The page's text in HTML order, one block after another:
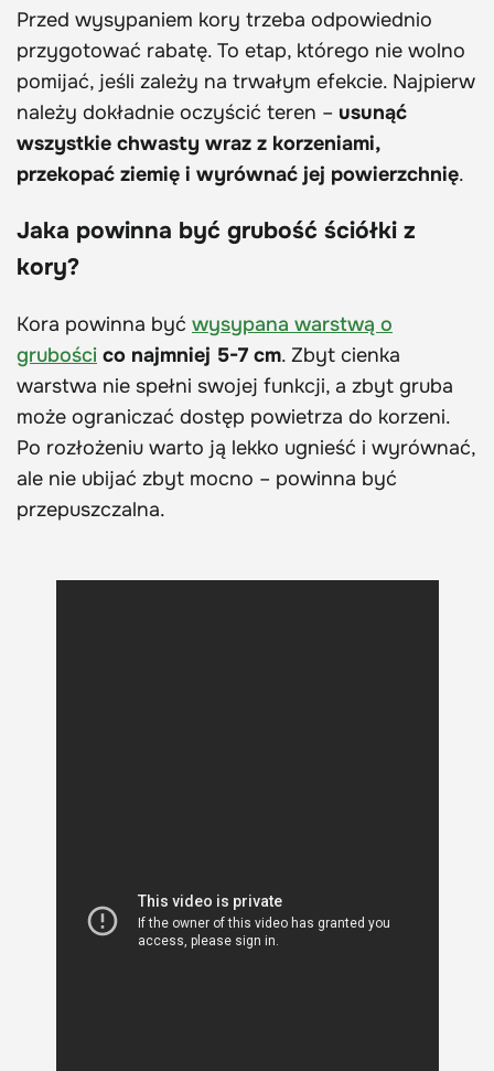
Przed wysypaniem kory trzeba odpowiednio
przygotować rabatę. To etap, którego nie wolno
pomijać, jeśli zależy na trwałym efekcie. Najpierw
należy dokładnie oczyścić teren – usunąć
wszystkie chwasty wraz z korzeniami,
przekopać ziemię i wyrównać jej powierzchnię.
Jaka powinna być grubość ściółki z
kory?
Kora powinna być wysypana warstwą o
grubości co najmniej 5-7 cm. Zbyt cienka
warstwa nie spełni swojej funkcji, a zbyt gruba
może ograniczać dostęp powietrza do korzeni.
Po rozłożeniu warto ją lekko ugnieść i wyrównać,
ale nie ubijać zbyt mocno – powinna być
przepuszczalna.